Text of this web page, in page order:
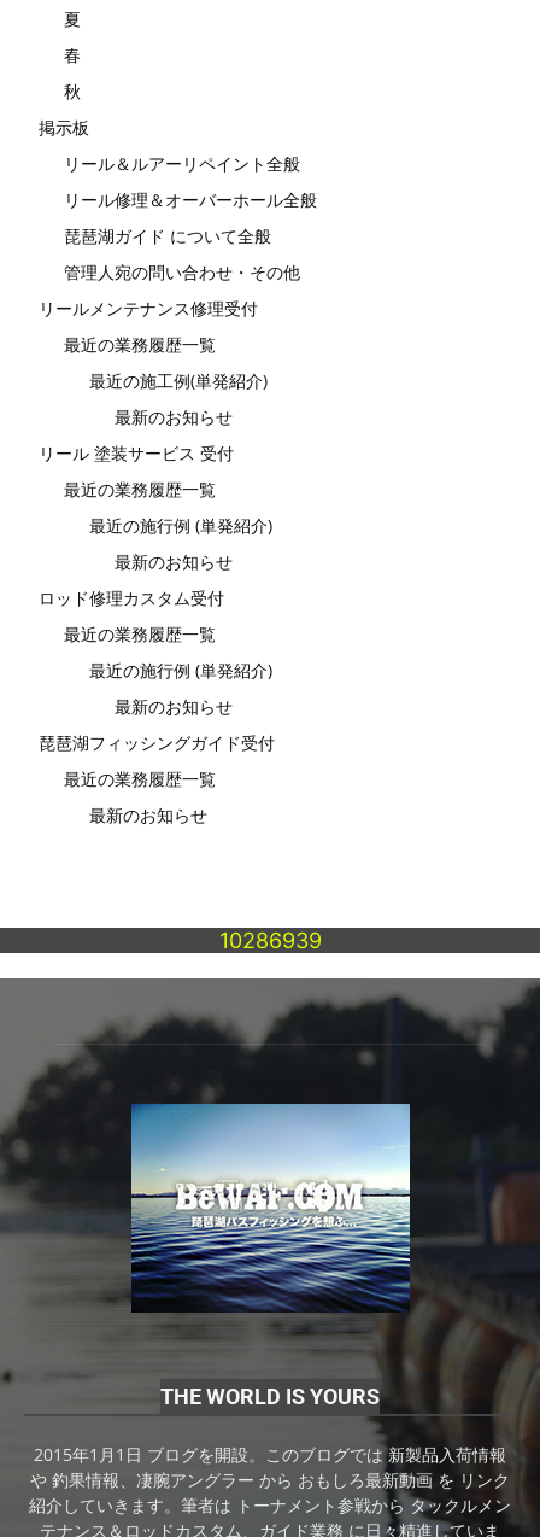
夏
春
秋
掲示板
リール＆ルアーリペイント全般
リール修理＆オーバーホール全般
琵琶湖ガイド について全般
管理人宛の問い合わせ・その他
リールメンテナンス修理受付
最近の業務履歴一覧
最近の施工例(単発紹介)
最新のお知らせ
リール 塗装サービス 受付
最近の業務履歴一覧
最近の施行例 (単発紹介)
最新のお知らせ
ロッド修理カスタム受付
最近の業務履歴一覧
最近の施行例 (単発紹介)
最新のお知らせ
琵琶湖フィッシングガイド受付
最近の業務履歴一覧
最新のお知らせ
10286939
THE WORLD IS YOURS
2015年1月1日 ブログを開設。このブログでは 新製品入荷情報
や 釣果情報、凄腕アングラー から おもしろ最新動画 を リンク
紹介していきます。筆者は トーナメント参戦から タックルメン
テナンス＆ロッドカスタム、ガイド業務 に日々精進していま